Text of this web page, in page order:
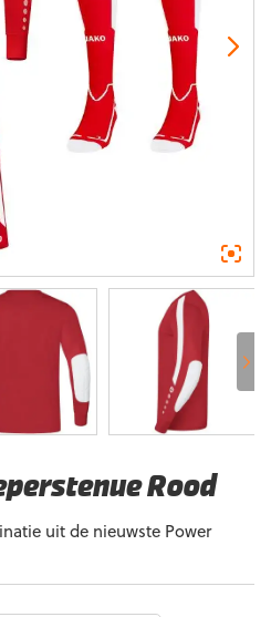
Rood
uit de nieuwste Power